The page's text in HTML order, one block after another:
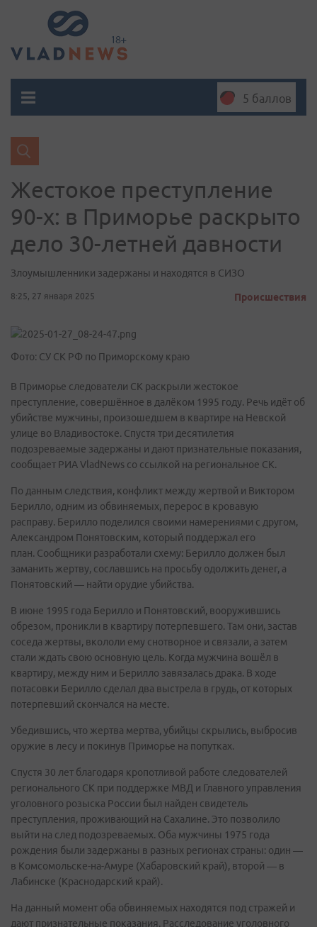
5 баллов
Жестокое преступление
90-х: в Приморье раскрыто
дело 30-летней давности
Злоумышленники задержаны и находятся в СИЗО
8:25, 27 января 2025 Происшествия
Фото: СУ СК РФ по Приморскому краю
В Приморье следователи СК раскрыли жестокое
преступление, совершённое в далёком 1995 году. Речь идёт об
убийстве мужчины, произошедшем в квартире на Невской
улице во Владивостоке. Спустя три десятилетия
подозреваемые задержаны и дают признательные показания,
сообщает РИА VladNews со ссылкой на региональное СК.
По данным следствия, конфликт между жертвой и Виктором
Берилло, одним из обвиняемых, перерос в кровавую
расправу. Берилло поделился своими намерениями с другом,
Александром Понятовским, который поддержал его
план. Сообщники разработали схему: Берилло должен был
заманить жертву, сославшись на просьбу одолжить денег, а
Понятовский — найти орудие убийства.
В июне 1995 года Берилло и Понятовский, вооружившись
обрезом, проникли в квартиру потерпевшего. Там они, застав
соседа жертвы, вкололи ему снотворное и связали, а затем
стали ждать свою основную цель. Когда мужчина вошёл в
квартиру, между ним и Берилло завязалась драка. В ходе
потасовки Берилло сделал два выстрела в грудь, от которых
потерпевший скончался на месте.
Убедившись, что жертва мертва, убийцы скрылись, выбросив
оружие в лесу и покинув Приморье на попутках.
Спустя 30 лет благодаря кропотливой работе следователей
регионального СК при поддержке МВД и Главного управления
уголовного розыска России был найден свидетель
преступления, проживающий на Сахалине. Это позволило
выйти на след подозреваемых. Оба мужчины 1975 года
рождения были задержаны в разных регионах страны: один —
в Комсомольске-на-Амуре (Хабаровский край), второй — в
Лабинске (Краснодарский край).
На данный момент оба обвиняемых находятся под стражей и
дают признательные показания. Расследование уголовного